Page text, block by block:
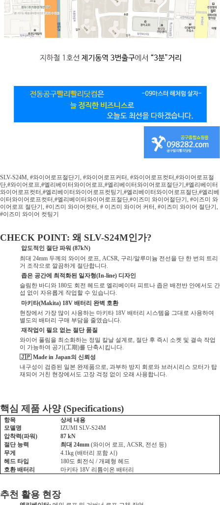
SLV-S24M, #와이어로프절단기, #와이어로프커터, #와이어로프컷터,#와이어로프절
단,#와이어로프,#엘리베이터와이어로프,#엘리베이터와이어로프절단기,#엘리베이터
와이어로프컷터,#엘리베이터와이어로프컷팅기,#엘리베이터와이어로프절단,#엘리베
이터와이어로프컷터,#엘리베이터와이어로프절단,#이즈미 와이어절단기, #이즈미 와
이어로프 절단기, #이즈미 와이어컷터, # 이즈미 와이어 커터, #이즈미 와이어 절단기,
#이즈미 와이어 컷팅기
CHECK POINT: 왜 SLV-S24M인가?
압도적인 절단 파워 (87kN)
최대 24mm 두께의 와이어 로프 , ACSR, 구리/알루미늄 전선을 단 한 번의 트리
거 조작으로 깔끔하게 절단합니다
좁은 공간에 최적화된 일자형(In-line) 디자인
슬림한 바디와 180도 회전 헤드로 엘리베이터 피트나 좁은 배전반 안에서도 간
섭 없이 자유롭게 작업할 수 있습니다.
마키타(Makita) 18V 배터리 완벽 호환
현장에서 가장 많이 사용하는 마키타 18V 배터리 시스템을 그대로 사용하여
별도의 배터리 구매 부담을 줄였습니다.
재작업이 필요 없는 절단 품질
와이어 풀림을 최소화하는 정밀 칼날 설계로 절단 후 즉시 소켓 및 결속 작업
이 가능하여 공기(工期)를 단축시킵니다
🇯🇵 Made in Japan의 신뢰성
내구성이 검증된 일본 완제품으로, 과부하 방지 회로와 브러시리스 모터가 탑
재되어 거친 현장에서도 고장 걱정 없이 오래 사용합니다.
핵심 제품 사양(Specifications)
항목
상세 내용
모델명
IZUMI SLV-S24M
압착력(파워) 87 kN
절단 능력 최대 24mm (와이어 로프, ACSR, 전선 등)
무게 4.1kg (배터리 포함 시)
헤드 타입 180도 회전식 / 개폐형 헤드
호환 배터리 마키타 18V 리튬이온 배터리
추천 활용 현장